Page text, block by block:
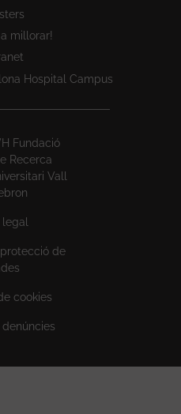
millorar!
Hospital Campus
Fundació
Recerca
Vall
de
cookies